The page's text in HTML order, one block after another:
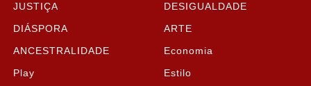
JUSTIÇA DESIGUALDADE
DIÁSPORA ARTE
ANCESTRALIDADE Economia
Play Estilo